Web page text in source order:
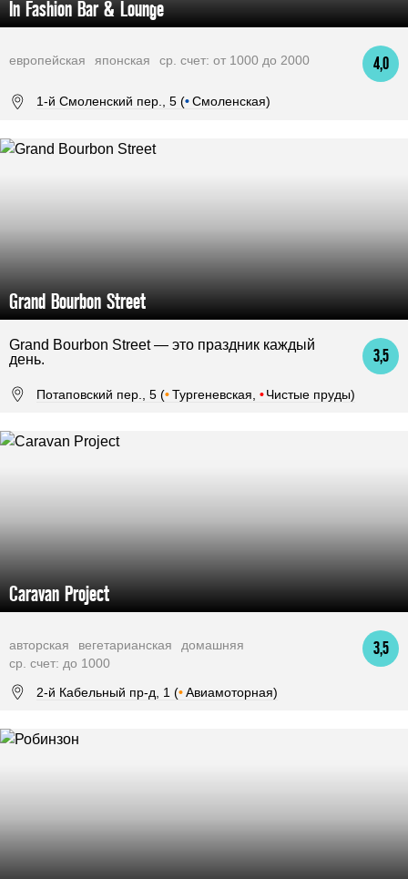
In Fashion Bar & Lounge
4,0
европейская японская ср. счет: от 1000 до 2000
1-й Смоленский пер., 5 (•Смоленская)
Grand Bourbon Street
3,5
Grand Bourbon Street — это праздник каждый
день.
Потаповский пер., 5 (•Тургеневская, • Чистые пруды)
Caravan Project
3,5
авторская вегетарианская
домашняя
ср. счет: до 1000
2-й Кабельный пр-д, 1 (•Авиамоторная)